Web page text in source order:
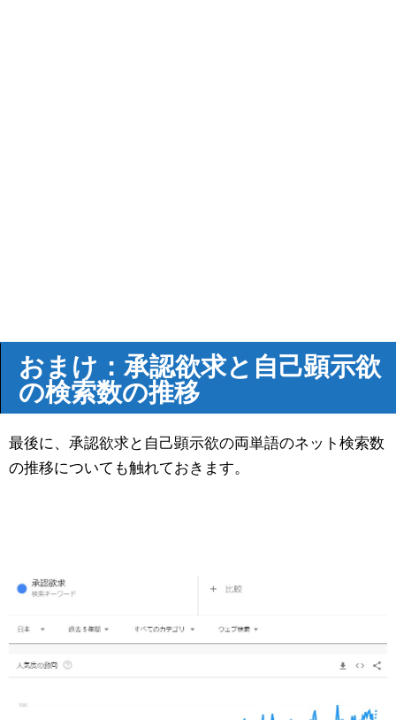
おまけ：承認欲求と自己顕示欲
の検索数の推移
最後に、承認欲求と自己顕示欲の両単語のネット検索数
の推移についても触れておきます。